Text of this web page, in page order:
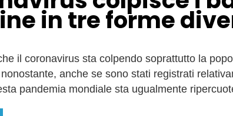
in tre forme
il coronavirus sta colpendo soprattutto la
anche se sono stati registrati
pandemia mondiale sta ugualmente